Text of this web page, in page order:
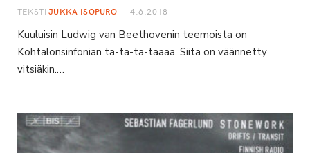
TEKSTI JUKKA ISOPURO 4.6.2018
Kuuluisin Ludwig van Beethovenin teemoista on
Kohtalonsinfonian ta-ta-ta-taaaa. Siitä on väännetty
vitsiäkin.…